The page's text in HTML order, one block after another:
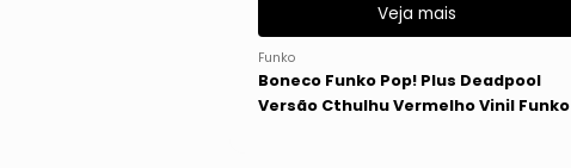
Veja mais
Funko
Boneco Funko Pop! Plus Deadpool
Versão Cthulhu Vermelho Vinil Funko